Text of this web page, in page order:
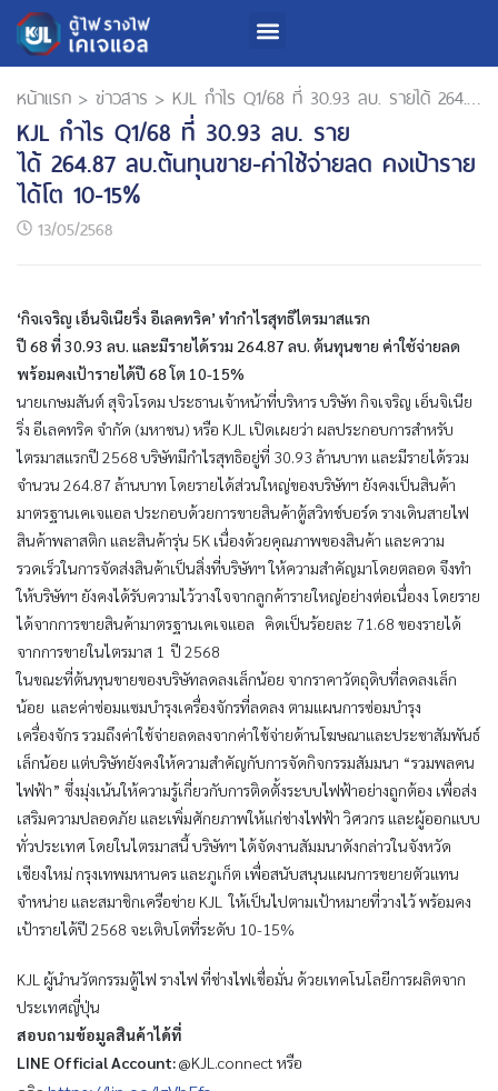
หน้าแรก > ข่าวสาร > KJL กำไร Q1/68 ที่ 30.93 ลบ. รายได้ 264.87 ลบ.ต้นทุนขาย-ค่าใช้จ่ายลด คงเป้ารายได้โต 10-15%
KJL กำไร Q1/68 ที่ 30.93 ลบ. ราย
ได้ 264.87 ลบ.ต้นทุนขาย-ค่าใช้จ่ายลด คงเป้าราย
ได้โต 10-15%
13/05/2568
‘กิจเจริญ เอ็นจิเนียริ่ง อีเลคทริค’ ทำกำไรสุทธิไตรมาสแรก
ปี 68 ที่ 30.93 ลบ. และมีรายได้รวม 264.87 ลบ. ต้นทุนขาย ค่าใช้จ่ายลด
พร้อมคงเป้ารายได้ปี 68 โต 10-15%
นายเกษมสันต์ สุจิวโรดม ประธานเจ้าหน้าที่บริหาร บริษัท กิจเจริญ เอ็นจิเนีย
ริ่ง อีเลคทริค จำกัด (มหาชน) หรือ KJL เปิดเผยว่า ผลประกอบการสำหรับ
ไตรมาสแรกปี 2568 บริษัทมีกำไรสุทธิอยู่ที่ 30.93 ล้านบาท และมีรายได้รวม
จำนวน 264.87 ล้านบาท โดยรายได้ส่วนใหญ่ของบริษัทฯ ยังคงเป็นสินค้า
มาตรฐานเคเจแอล ประกอบด้วยการขายสินค้าตู้สวิทช์บอร์ด รางเดินสายไฟ
สินค้าพลาสติก และสินค้ารุ่น 5K เนื่องด้วยคุณภาพของสินค้า และความ
รวดเร็วในการจัดส่งสินค้าเป็นสิ่งที่บริษัทฯ ให้ความสำคัญมาโดยตลอด จึงทำ
ให้บริษัทฯ ยังคงได้รับความไว้วางใจจากลูกค้ารายใหญ่อย่างต่อเนื่องง โดยราย
ได้จากการขายสินค้ามาตรฐานเคเจแอล คิดเป็นร้อยละ 71.68 ของรายได้
จากการขายในไตรมาส 1 ปี 2568
ในขณะที่ต้นทุนขายของบริษัทลดลงเล็กน้อย จากราคาวัตถุดิบที่ลดลงเล็ก
น้อย และค่าซ่อมแซมบำรุงเครื่องจักรที่ลดลง ตามแผนการซ่อมบำรุง
เครื่องจักร รวมถึงค่าใช้จ่ายลดลงจากค่าใช้จ่ายด้านโฆษณาและประชาสัมพันธ์
เล็กน้อย แต่บริษัทยังคงให้ความสำคัญกับการจัดกิจกรรมสัมมนา “รวมพลคน
ไฟฟ้า” ซึ่งมุ่งเน้นให้ความรู้เกี่ยวกับการติดตั้งระบบไฟฟ้าอย่างถูกต้อง เพื่อส่ง
เสริมความปลอดภัย และเพิ่มศักยภาพให้แก่ช่างไฟฟ้า วิศวกร และผู้ออกแบบ
ทั่วประเทศ โดยในไตรมาสนี้ บริษัทฯ ได้จัดงานสัมมนาดังกล่าวในจังหวัด
เชียงใหม่ กรุงเทพมหานคร และภูเก็ต เพื่อสนับสนุนแผนการขยายตัวแทน
จำหน่าย และสมาชิกเครือข่าย KJL ให้เป็นไปตามเป้าหมายที่วางไว้ พร้อมคง
เป้ารายได้ปี 2568 จะเติบโตที่ระดับ 10-15%
KJL ผู้นำนวัตกรรมตู้ไฟ รางไฟ ที่ช่างไฟเชื่อมั่น ด้วยเทคโนโลยีการผลิตจาก
ประเทศญี่ปุ่น
สอบถามข้อมูลสินค้าได้ที่
LINE Official Account:@KJL.connect หรือ